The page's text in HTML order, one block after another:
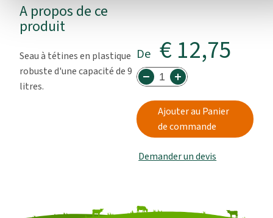
A propos de ce
produit
Seau à tétines en plastique
robuste d'une capacité de 9
litres.
De € 12,75
Ajouter au Panier
de commande
Demander un devis